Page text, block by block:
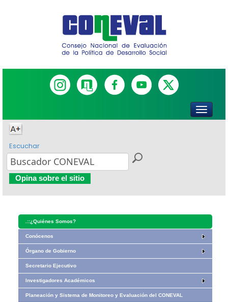
Escuchar
Opina sobre el sitio
.::¿Quiénes Somos?
Conócenos
Órgano de Gobierno
Secretario Ejecutivo
Investigadores Académicos
Planeación y Sistema de Monitoreo y Evaluación del CONEVAL